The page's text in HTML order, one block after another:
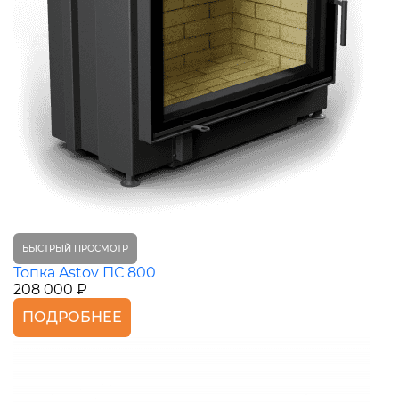
БЫСТРЫЙ ПРОСМОТР
Топка Astov ПС 800
208 000 ₽
ПОДРОБНЕЕ